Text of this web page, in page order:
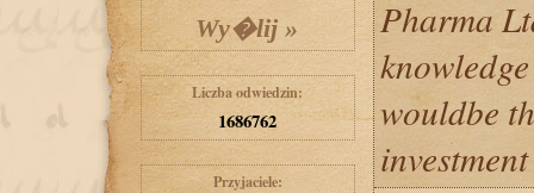
Liczba odwiedzin:
1686762
Przyjaciele:
Pharma
wouldbe